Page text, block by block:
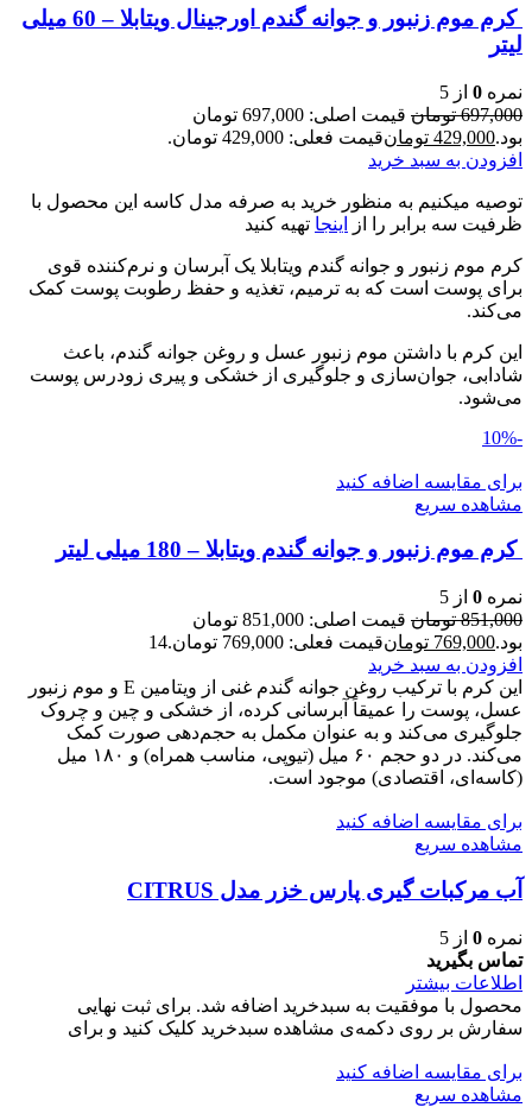
کرم موم زنبور و جوانه گندم اورجینال ویتابلا – 60 میلی
لیتر
نمره 0 از 5
697,000 تومان
قیمت اصلی: 697,000 تومان
بود.429,000 تومانقیمت فعلی: 429,000 تومان.
افزودن به سبد خرید
توصیه میکنیم به منظور خرید به صرفه مدل کاسه این محصول با
ظرفیت سه برابر را از
اینجا تهیه کنید
کرم موم زنبور و جوانه گندم ویتابلا یک آبرسان و نرم‌کننده قوی
برای پوست است که به ترمیم، تغذیه و حفظ رطوبت پوست کمک
می‌کند.
این کرم با داشتن موم زنبور عسل و روغن جوانه گندم، باعث
شادابی، جوان‌سازی و جلوگیری از خشکی و پیری زودرس پوست
می‌شود.
-10%
برای مقایسه اضافه کنید
مشاهده سریع
کرم موم زنبور و جوانه گندم ویتابلا – 180 میلی لیتر
نمره 0 از 5
851,000 تومان
قیمت اصلی: 851,000 تومان
بود.769,000 تومانقیمت فعلی: 769,000 تومان.
14
افزودن به سبد خرید
این کرم با ترکیب روغن جوانه گندم غنی از ویتامین E و موم زنبور
عسل، پوست را عمیقاً آبرسانی کرده، از خشکی و چین و چروک
جلوگیری می‌کند و به عنوان مکمل به حجم‌دهی صورت کمک
می‌کند. در دو حجم ۶۰ میل (تیوپی، مناسب همراه) و ۱۸۰ میل
(کاسه‌ای، اقتصادی) موجود است.
برای مقایسه اضافه کنید
مشاهده سریع
آب مرکبات گیری پارس خزر مدل CITRUS
نمره 0 از 5
تماس بگیرید
اطلاعات بیشتر
محصول با موفقیت به سبدخرید اضافه شد. برای ثبت نهایی
سفارش بر روی دکمه‌ی مشاهده سبدخرید کلیک کنید و برای
برای مقایسه اضافه کنید
مشاهده سریع